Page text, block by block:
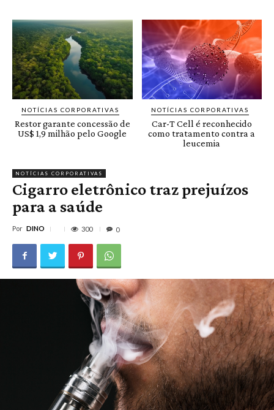
NOTÍCIAS CORPORATIVAS
Restor garante concessão de
US$ 1,9 milhão pelo Google
NOTÍCIAS CORPORATIVAS
Car-T Cell é reconhecido
como tratamento contra a
leucemia